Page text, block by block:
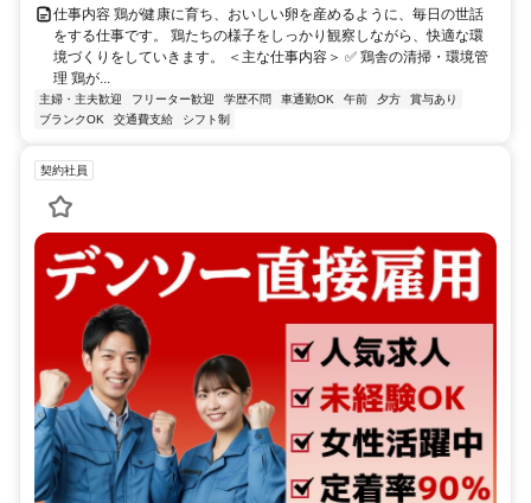
仕事内容 鶏が健康に育ち、おいしい卵を産めるように、毎日の世話
をする仕事です。 鶏たちの様子をしっかり観察しながら、快適な環
境づくりをしていきます。 ＜主な仕事内容＞ ✅ 鶏舎の清掃・環境管
理 鶏が...
主婦・主夫歓迎 フリーター歓迎 学歴不問 車通勤OK 午前 夕方
賞与あり
ブランクOK
交通費支給 シフト制
契約社員